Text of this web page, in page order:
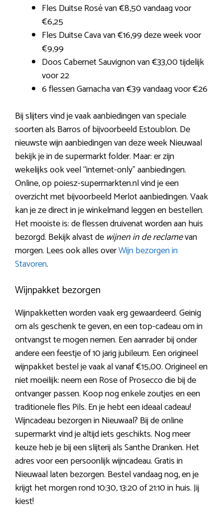
Fles Duitse Rosé van €8,50 vandaag voor
€6,25
Fles Duitse Cava van €16,99 deze week voor
€9,99
Doos Cabernet Sauvignon van €33,00 tijdelijk
voor 22
6 flessen Garnacha van €39 vandaag voor €26
Bij slijters vind je vaak aanbiedingen van speciale
soorten als Barros of bijvoorbeeld Estoublon. De
nieuwste wijn aanbiedingen van deze week Nieuwaal
bekijk je in de supermarkt folder. Maar: er zijn
wekelijks ook veel “internet-only” aanbiedingen.
Online, op poiesz-supermarkten.nl vind je een
overzicht met bijvoorbeeld Merlot aanbiedingen. Vaak
kan je ze direct in je winkelmand leggen en bestellen.
Het mooiste is: de flessen druivenat worden aan huis
bezorgd. Bekijk alvast de wijnen in de reclamevan
morgen. Lees ook alles overWijn bezorgen in
Stavoren.
Wijnpakket bezorgen
Wijnpakketten worden vaak erg gewaardeerd. Geinig
om als geschenk te geven, en een top-cadeau om in
ontvangst te mogen nemen. Een aanrader bij onder
andere een feestje of 10 jarig jubileum. Een origineel
wijnpakket bestel je vaak al vanaf €15,00. Origineel en
niet moeilijk: neem een Rose of Prosecco die bij de
ontvanger passen. Koop nog enkele zoutjes en een
traditionele fles Pils. En je hebt een ideaal cadeau!
Wijncadeau bezorgen in Nieuwaal? Bij de online
supermarkt vind je altijd iets geschikts. Nog meer
keuze heb je bij een slijterij als Santhe Dranken. Het
adres voor een persoonlijk wijncadeau. Gratis in
Nieuwaal laten bezorgen. Bestel vandaag nog, en je
krijgt het morgen rond 10:30, 13:20 of 21:10 in huis. Jij
kiest!